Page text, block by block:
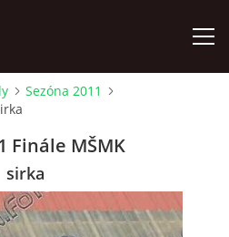
Sezóna 2011
Finále MŠMK
sirka